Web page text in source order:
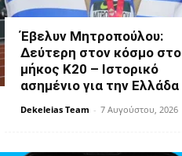
Έβελυν Μητροπούλου:
Δεύτερη στον κόσμο στο
μήκος Κ20 – Ιστορικό
ασημένιο για την Ελλάδα
Dekeleias Team - 7 Αυγούστου, 2026